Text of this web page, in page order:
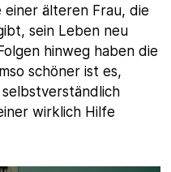
einer älteren Frau, die
sein Leben neu
hinweg haben die
schöner ist es,
wirklich Hilfe